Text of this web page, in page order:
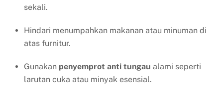
sekali.
Hindari menumpahkan makanan atau minuman di
atas furnitur.
Gunakan penyemprot anti tungau alami seperti
larutan cuka atau minyak esensial.